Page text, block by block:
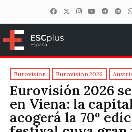
ESCplus España
Eurovisión Eurovisión 2026
Eurovisión 2026
en Viena: la
acogerá la 70º